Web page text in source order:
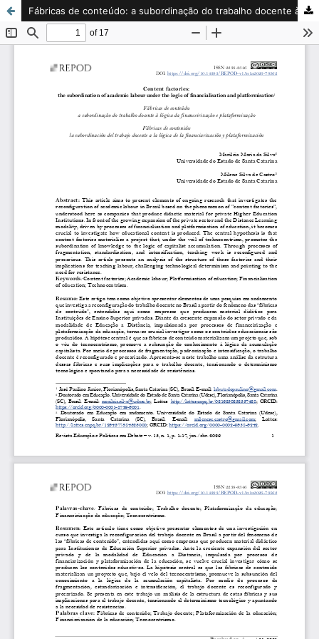
Fábricas de conteúdo: a subordinação do trabalho docente à lógica da financeirização e plataformização